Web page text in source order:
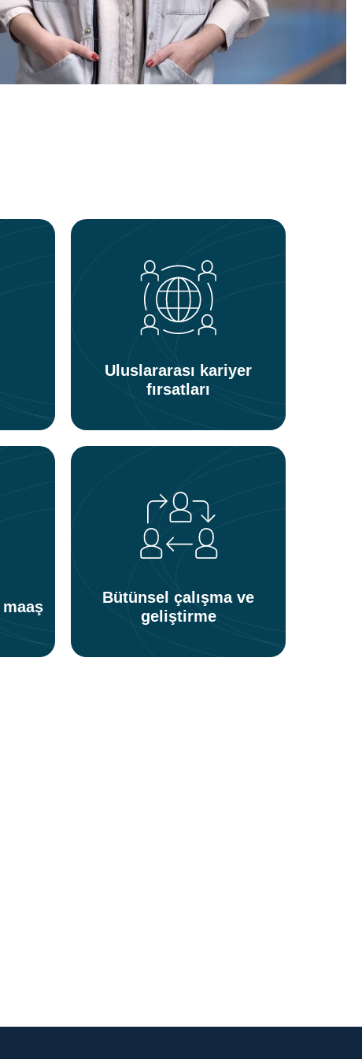
Uluslararası kariyer
fırsatları
Bütünsel çalışma ve
geliştirme